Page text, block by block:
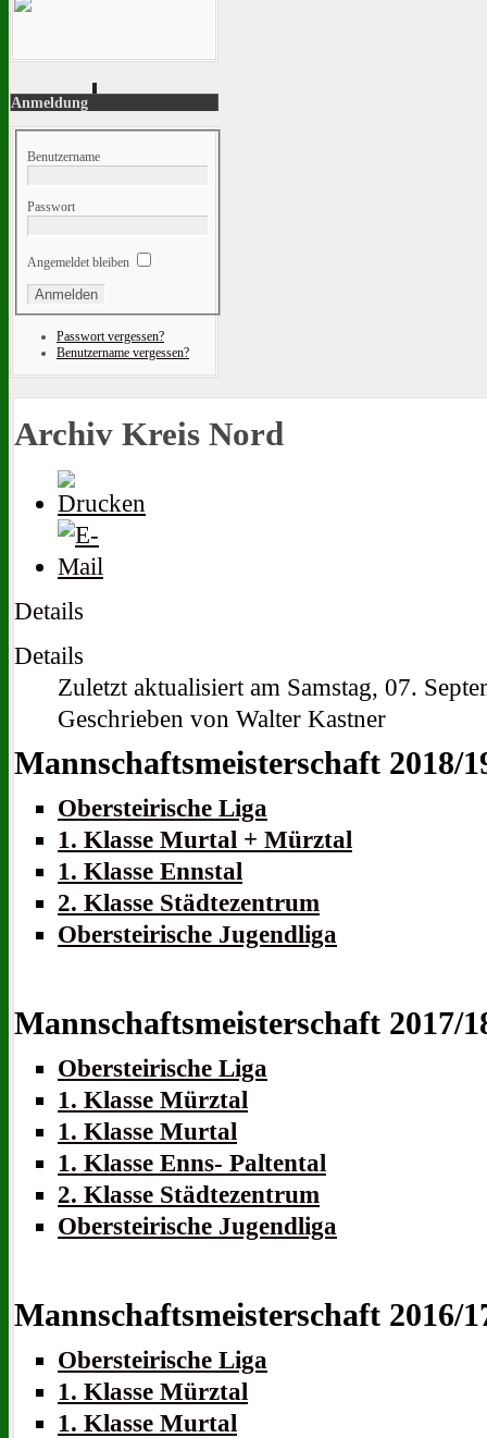
Anmeldung
Benutzername
Passwort
Angemeldet bleiben
Passwort vergessen?
Benutzername vergessen?
Archiv Kreis Nord
Details
Details
Zuletzt aktualisiert am Samstag, 07.
Geschrieben von Walter Kastner
Mannschaftsmeisterschaft 2018/
Obersteirische Liga
1. Klasse Murtal + Mürztal
1. Klasse Ennstal
2. Klasse Städtezentrum
Obersteirische Jugendliga
Mannschaftsmeisterschaft 2017/
Obersteirische Liga
1. Klasse Mürztal
1. Klasse Murtal
1. Klasse Enns- Paltental
2. Klasse Städtezentrum
Obersteirische Jugendliga
Mannschaftsmeisterschaft 2016/
Obersteirische Liga
1. Klasse Mürztal
1. Klasse Murtal